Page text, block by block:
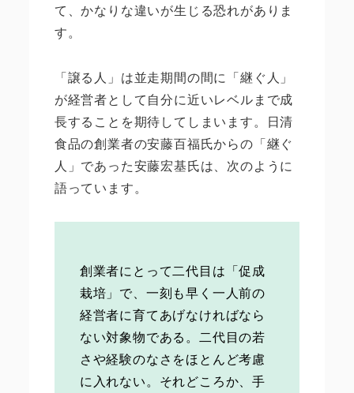
て、かなりな違いが生じる恐れがありま
す。
「譲る人」は並走期間の間に「継ぐ人」
が経営者として自分に近いレベルまで成
長することを期待してしまいます。日清
食品の創業者の安藤百福氏からの「継ぐ
人」であった安藤宏基氏は、次のように
語っています。
創業者にとって二代目は「促成
栽培」で、一刻も早く一人前の
経営者に育てあげなければなら
ない対象物である。二代目の若
さや経験のなさをほとんど考慮
に入れない。それどころか、手